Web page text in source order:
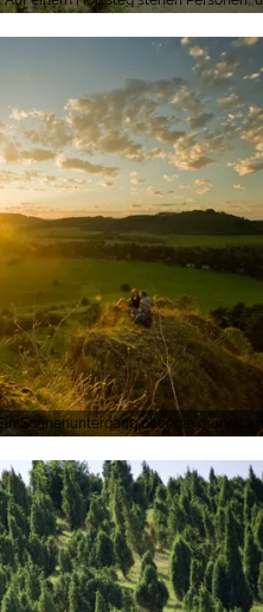
Sonnenuntergang über die grüne